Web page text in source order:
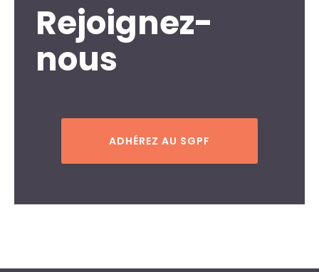
Rejoignez-
nous
ADHÉREZ AU SGPF